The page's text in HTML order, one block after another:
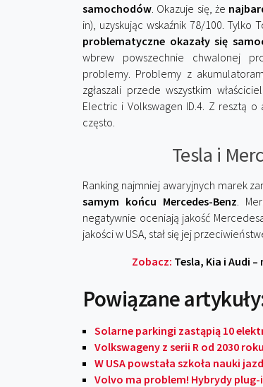
samochodów. Okazuje się, że
in), uzyskując wskaźnik 78/100. Tylko
problematyczne okazały się
wbrew powszechnie chwalonej
problemy. Problemy z
zgłaszali przede wszystkim
Electric i Volkswagen ID.4. Z resztą
często.
Tesla i
Ranking najmniej awaryjnych marek
samym końcu Mercedes-Benz.
negatywnie oceniają jakość
jakości w USA, stał się jej
Zobacz: Tesla, Kia i Audi
Powiązane
Solarne parkingi zastąpią 10
Volkswageny z serii R od 2030
W USA powstała szkoła nauki
Volvo ma problem! Hybrydy